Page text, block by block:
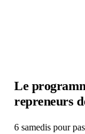
Le
repreneurs
6 samedis pour